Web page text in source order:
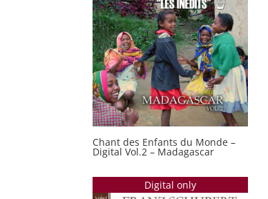
Chant des Enfants du Monde –
Digital Vol.2 – Madagascar
Digital only